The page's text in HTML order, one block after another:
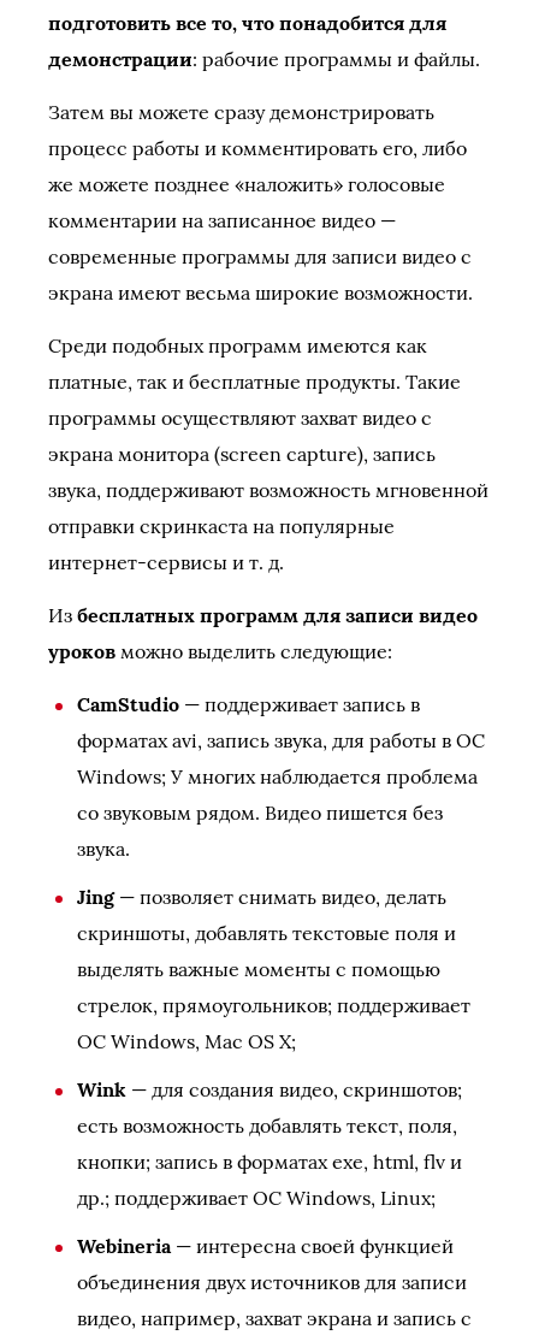
подготовить все то, что понадобится для
демонстрации: рабочие программы и файлы.
Затем вы можете сразу демонстрировать
процесс работы и комментировать его, либо
же можете позднее «наложить» голосовые
комментарии на записанное видео —
современные программы для записи видео с
экрана имеют весьма широкие возможности.
Среди подобных программ имеются как
платные, так и бесплатные продукты. Такие
программы осуществляют захват видео с
экрана монитора (screen capture), запись
звука, поддерживают возможность мгновенной
отправки скринкаста на популярные
интернет-сервисы и т. д.
Из бесплатных программ для записи видео
уроков можно выделить следующие:
CamStudio — поддерживает запись в
форматах avi, запись звука, для работы в ОС
Windows; У многих наблюдается проблема
со звуковым рядом. Видео пишется без
звука.
Jing— позволяет снимать видео, делать
скриншоты, добавлять текстовые поля и
выделять важные моменты с помощью
стрелок, прямоугольников; поддерживает
ОС Windows, Mac OS X;
Wink — для создания видео, скриншотов;
есть возможность добавлять текст, поля,
кнопки; запись в форматах exe, html, flv и
др.; поддерживает ОС Windows, Linux;
Webineria— интересна своей функцией
объединения двух источников для записи
видео, например, захват экрана и запись с